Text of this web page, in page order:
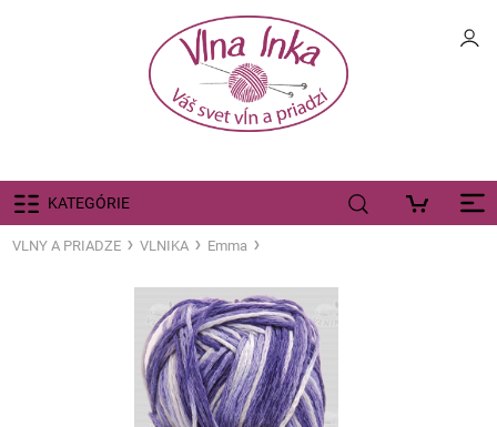
KATEGÓRIE
VLNY A PRIADZE VLNIKA Emma